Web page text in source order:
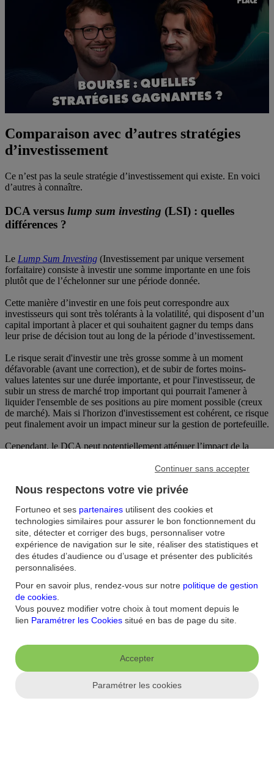
Comparaison avec d’autres stratégies
d’investissement
Ce n’est pas la seule stratégie d’investissement qui existe. En voici
d’autres à connaître.
DCA versus lump sum investing (LSI) : quelles
différences ?
Le Lump Sum Investing (Investissement par unique versement
forfaitaire) consiste à investir une somme importante en une fois
plutôt que de l’échelonner sur une période donnée.
Cette manière d’investir en une fois peut correspondre aux
investisseurs qui sont très tolérants à la volatilité, qui disposent d’un
capital important à placer et qui souhaitent gagner du temps dans
leur prise de décision tout au long de la période d’investissement.
Le risque serait d'investir une très grosse somme à un moment
défavorable (avant une correction), et de subir de fortes moins-
values latentes sur une durée importante, et pour l'investisseur, de
subir un stress de marché trop important qui pourrait l'amener à
liquider l'ensemble de ses positions au pire moment possible (creux
de marché). Mais si l'horizon d'investissement est cohérent, ce risque
peut finalement avoir un impact mineur sur la gestion de portefeuille.
Cependant, le DCA peut potentiellement atténuer l’impact de la
(DVA) : quelles différences ?
Une stratégie d’investissement dollar value averaginga pour
fonction d’investir des sommes définies à l’avance pour atteindre un
montant prédéterminé après une durée donnée.
Par rapport au DCA, le DVA permet de faire varier le montant des
sommes définies à l’avance : alors que l’investissement programmé
suppose que l’investisseur place des sommes identiques, le DVA
invite l’investisseur à verser des sommes dont le montant varie.
Les risques sont de diminuer la rentabilité globale du portefeuille en
marché pré-correction) et une surpondération des versements par
rapport à sa moyenne tout au long de l'investissement programmé.
L’investissement en Bourse comporte un risque de perte totale ou
Nous respectons votre vie privée
Fortuneo et ses partenaires utilisent des cookies et
technologies similaires pour assurer le bon fonctionnement du
site, détecter et corriger des bugs, personnaliser votre
expérience de navigation sur le site, réaliser des statistiques et
des études d’audience ou d’usage et présenter des publicités
personnalisées.
Pour en savoir plus, rendez-vous sur notre politique de gestion
de cookies.
Vous pouvez modifier votre choix à tout moment depuis le
lien Paramétrer les Cookies situé en bas de page du site.
Accepter
Continuer sans accepter
Paramétrer les cookies